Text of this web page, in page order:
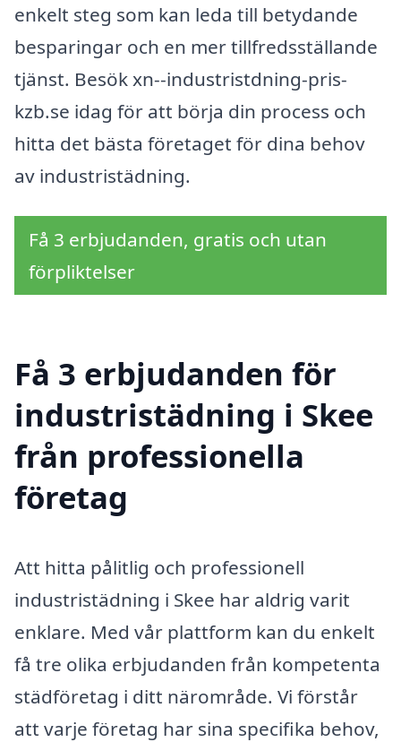
enkelt steg som kan leda till betydande
besparingar och en mer tillfredsställande
tjänst. Besök xn--industristdning-pris-
kzb.se idag för att börja din process och
hitta det bästa företaget för dina behov
av industristädning.
Få 3 erbjudanden, gratis och utan
förpliktelser
Få 3 erbjudanden för
industristädning i Skee
från professionella
företag
Att hitta pålitlig och professionell
industristädning i Skee har aldrig varit
enklare. Med vår plattform kan du enkelt
få tre olika erbjudanden från kompetenta
städföretag i ditt närområde. Vi förstår
att varje företag har sina specifika behov,